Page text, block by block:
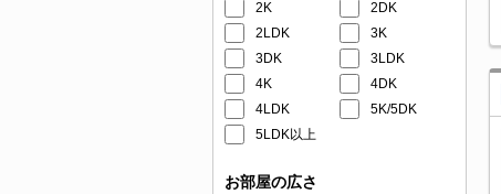
2K
2DK
2LDK
3K
3DK
3LDK
4K
4DK
4LDK
5K/5DK
5LDK以上
お部屋の広さ